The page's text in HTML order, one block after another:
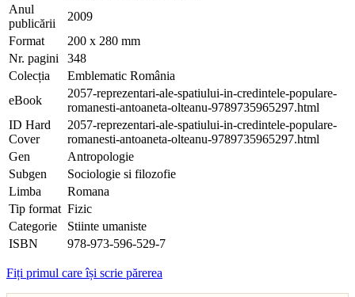
Anul
publicării
2009
Format
200 x 280 mm
Nr. pagini
348
Colecția
Emblematic România
eBook
2057-reprezentari-ale-spatiului-in-credintele-populare-
romanesti-antoaneta-olteanu-9789735965297.html
ID Hard
Cover
2057-reprezentari-ale-spatiului-in-credintele-populare-
romanesti-antoaneta-olteanu-9789735965297.html
Gen
Antropologie
Subgen
Sociologie si filozofie
Limba
Romana
Tip format Fizic
Categorie
Stiinte umaniste
ISBN
978-973-596-529-7
Fiți primul care își scrie părerea